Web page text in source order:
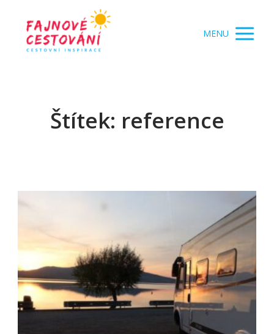
MENU
Štítek: reference